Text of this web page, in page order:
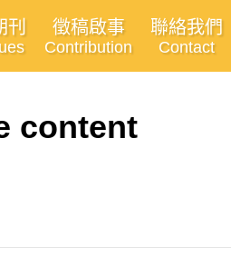
刊 徵稿啟事
Contribution
聯絡我們
Contact
content